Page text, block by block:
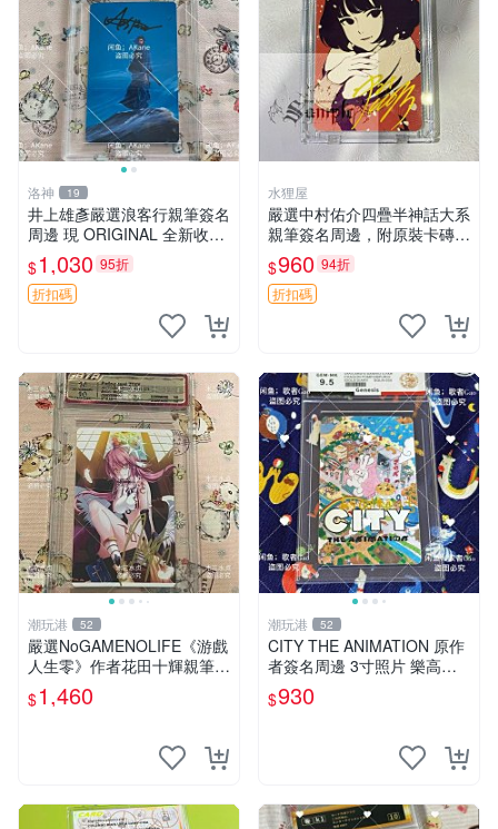
洛神 19
井上雄彥嚴選浪客行親筆簽名
周邊 現 ORIGINAL 全新收藏
相框附卡磚 尺寸適中 浪客行
筆 記念照
$1,030 95折
折扣碼
水狸屋
嚴選中村佑介四疊半神話大系
親筆簽名周邊，附原裝卡磚
亞克力照片 3寸大小 簽名照
收藏級 周邊商品
$960 94折
折扣碼
潮玩港 52
嚴選NoGAMENOLIFE《游戲
人生零》作者花田十輝親筆簽
名照片，3英寸真品收藏。簽
名經典角色周邊推薦收藏。
$1,460
潮玩港 52
CITY THE ANIMATION 原作
者簽名周邊 3寸照片 樂高卡
磚 自製限量版 nichijou city th
e animation 簽名照 卡
$930